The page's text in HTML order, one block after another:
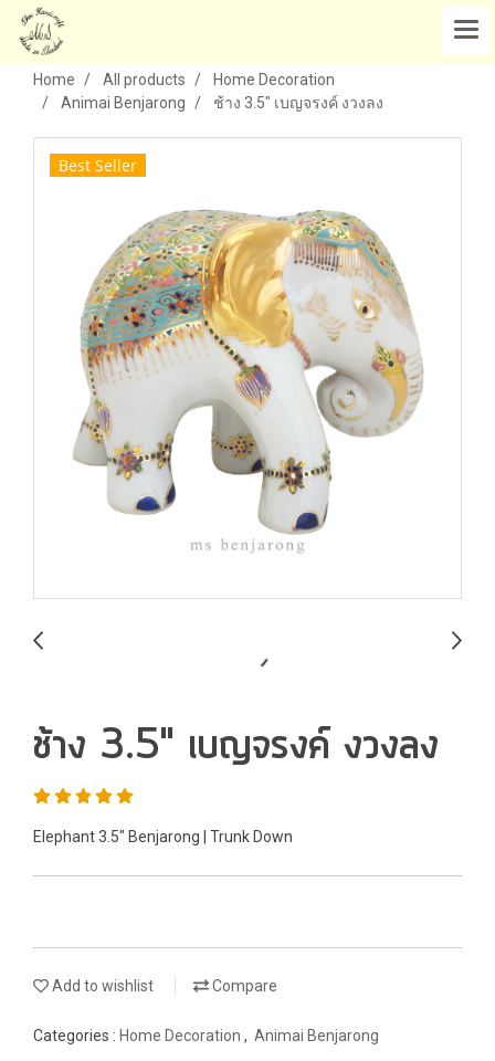
Home All products
Home Decoration
Animai Benjarong
ช้าง 3.5" เบญจรงค์ งวงลง
Best Seller
ช้าง 3.5" เบญจรงค์ งวงลง
Elephant 3.5" Benjarong | Trunk Down
Add to wishlist Compare
Categories : Home Decoration , Animai Benjarong